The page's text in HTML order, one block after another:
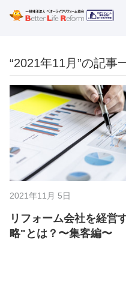
“2021年11月”の記事
2021年11月 5日
リフォーム会社を経営
略"とは？〜集客編〜